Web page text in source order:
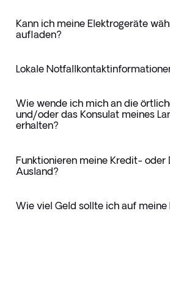
Kann ich meine Elektrogeräte
aufladen?
Lokale
Wie wende ich mich an die
und/oder das Konsulat meines
erhalten?
Funktionieren meine Kredit- oder
Ausland?
Wie viel Geld sollte ich auf meine